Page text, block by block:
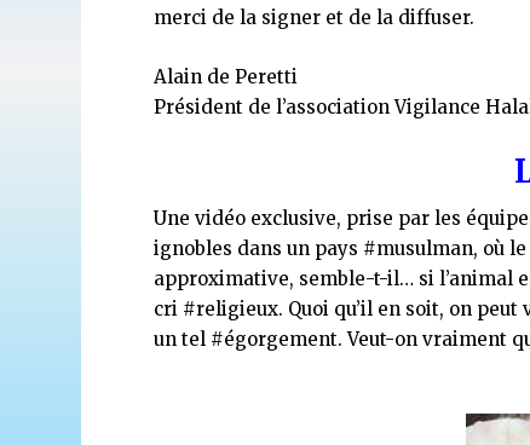
merci de la signer et de la diffuser.
Alain de Peretti
Président de l’association Vigilance
Une vidéo exclusive, prise par les
ignobles dans un pays ‪#‎musulman‬, où le
approximative, semble-t-il… si l’animal
cri ‪#‎religieux‬. Quoi qu’il en soit, on peut
un tel ‪#‎égorgement‬. Veut-on vraiment